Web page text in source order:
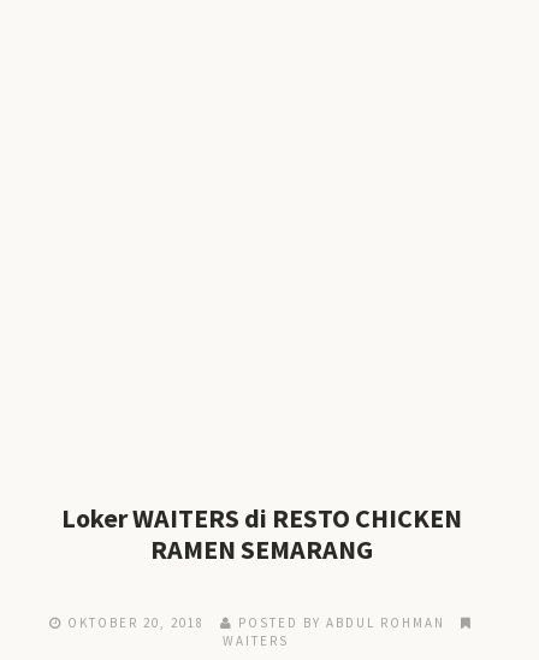
Loker WAITERS di RESTO CHICKEN
RAMEN SEMARANG
OKTOBER 20, 2018
POSTED BY ABDUL ROHMAN
WAITERS